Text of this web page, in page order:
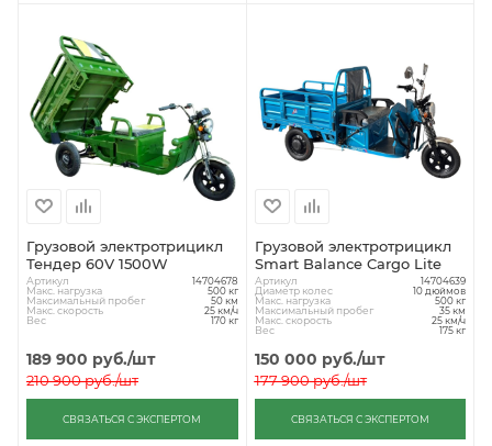
Грузовой электротрицикл
Тендер 60V 1500W
Артикул 14704678
Макс. нагрузка 500 кг
Максимальный пробег 50 км
Макс. скорость 25 км/ч
Вес 170 кг
189 900 руб./шт
210 900руб./шт
СВЯЗАТЬСЯ С ЭКСПЕРТОМ
Грузовой электротрицикл
Smart Balance Cargo Lite
Артикул 14704639
Диаметр колес 10 дюймов
Макс. нагрузка 500 кг
Максимальный пробег 35 км
Макс. скорость 25 км/ч
Вес 175 кг
150 000 руб./шт
177 900руб./шт
СВЯЗАТЬСЯ С ЭКСПЕРТОМ